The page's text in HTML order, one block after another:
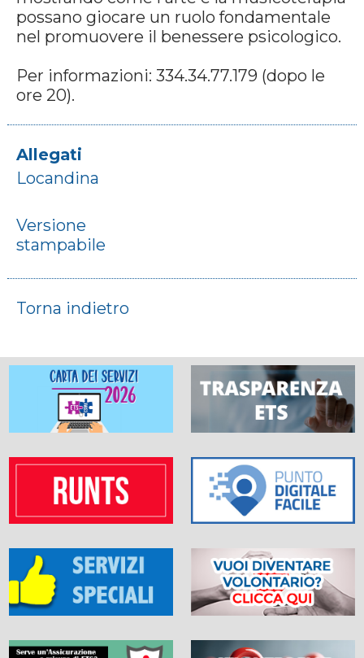
possano giocare un ruolo fondamentale
nel promuovere il benessere psicologico.
Per informazioni: 334.34.77.179 (dopo le
ore 20).
Allegati
Locandina
Versione
stampabile
Torna indietro